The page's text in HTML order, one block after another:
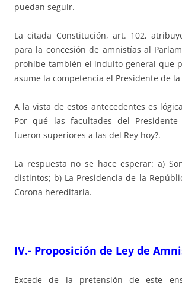
puedan seguir.
La citada Constitución, art. 102,
para la concesión de amnistías al
prohíbe también el indulto general que
asume la competencia el Presidente de
A la vista de estos antecedentes es
Por qué las facultades del
fueron superiores a las del Rey hoy?.
La respuesta no se hace esperar: a)
distintos; b) La Presidencia de la
Corona hereditaria.
IV.- Proposición de Ley de
Excede de la pretensión de este